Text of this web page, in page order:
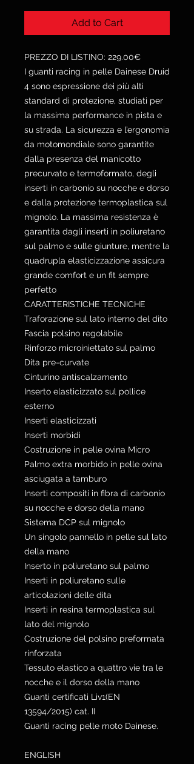
Add to Cart
PREZZO DI LISTINO: 229.00€
I guanti racing in pelle Dainese Druid
4 sono espressione dei più alti
standard di protezione, studiati per
la massima performance in pista e
su strada. La sicurezza e l’ergonomia
da motomondiale sono garantite
dalla presenza del manicotto
precurvato e termoformato, degli
inserti in carbonio su nocche e dorso
e dalla protezione termoplastica sul
mignolo. La massima resistenza è
garantita dagli inserti in poliuretano
sul palmo e sulle giunture, mentre la
quadrupla elasticizzazione assicura
grande comfort e un fit sempre
perfetto
CARATTERISTICHE TECNICHE
Traforazione sul lato interno del dito
Fascia polsino regolabile
Rinforzo microiniettato sul palmo
Dita pre-curvate
Cinturino antiscalzamento
Inserto elasticizzato sul pollice
esterno
Inserti elasticizzati
Inserti morbidi
Costruzione in pelle ovina Micro
Palmo extra morbido in pelle ovina
asciugata a tamburo
Inserti compositi in fibra di carbonio
su nocche e dorso della mano
Sistema DCP sul mignolo
Un singolo pannello in pelle sul lato
della mano
Inserto in poliuretano sul palmo
Inserti in poliuretano sulle
articolazioni delle dita
Inserti in resina termoplastica sul
lato del mignolo
Costruzione del polsino preformata
rinforzata
Tessuto elastico a quattro vie tra le
nocche e il dorso della mano
Guanti certificati Liv1(EN
13594/2015) cat. II
Guanti racing pelle moto Dainese.
ENGLISH